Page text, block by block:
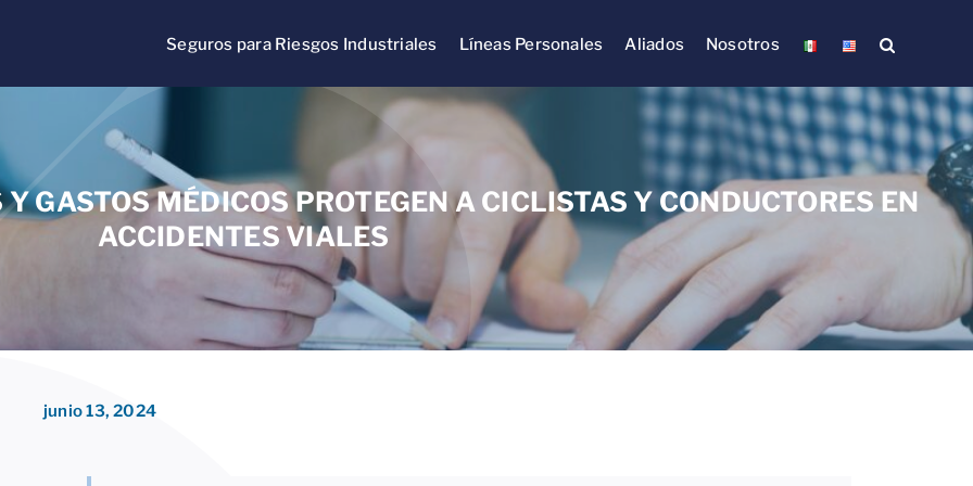
Seguros para Riesgos Industriales Líneas Personales Aliados Nosotros
GASTOS MÉDICOS PROTEGEN A CICLISTAS Y CONDUCTORES EN
ACCIDENTES VIALES
junio 13, 2024